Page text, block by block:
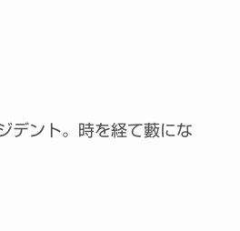
デント。時を経て藪にな